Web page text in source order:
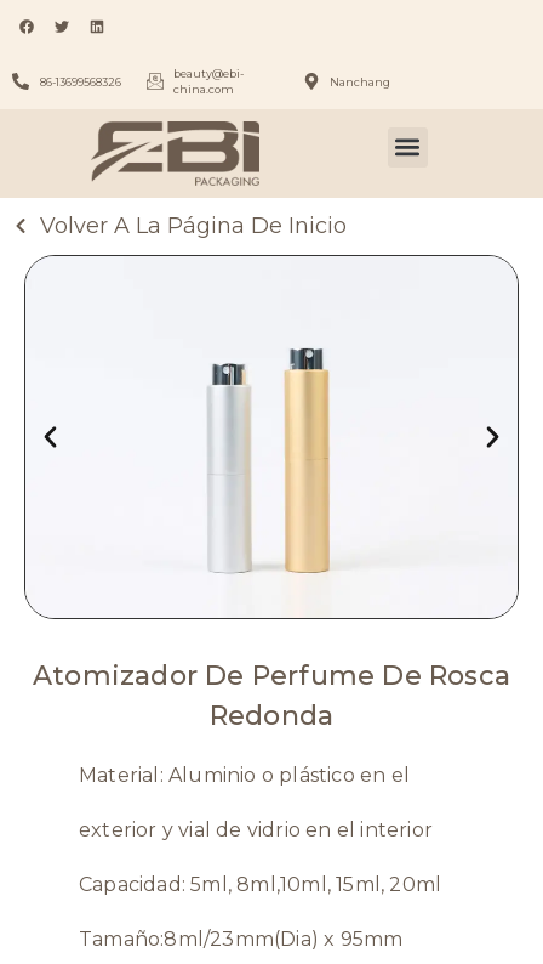
86-13699568326
beauty@ebi-
china.com
Nanchang
Volver A La Página De Inicio
Atomizador De Perfume De Rosca
Redonda
Material: Aluminio o plástico en el
exterior y vial de vidrio en el interior
Capacidad: 5ml, 8ml,10ml, 15ml, 20ml
Tamaño:8ml/23mm(Dia) x 95mm